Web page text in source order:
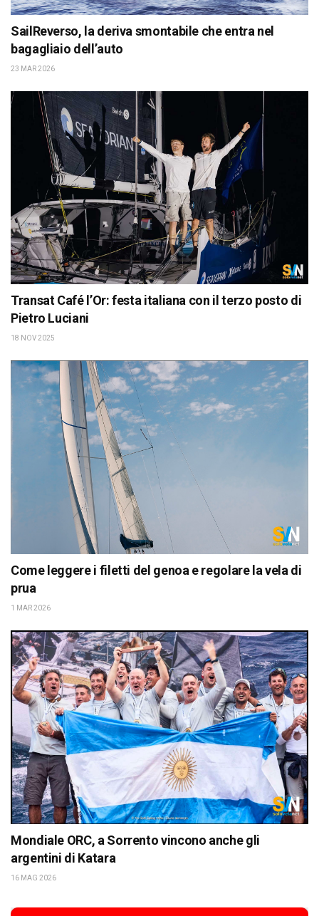
SailReverso, la deriva smontabile che entra nel
bagagliaio dell’auto
23 MAR 2026
Transat Café l’Or: festa italiana con il terzo posto di
Pietro Luciani
18 NOV 2025
Come leggere i filetti del genoa e regolare la vela di
prua
1 MAR 2026
Mondiale ORC, a Sorrento vincono anche gli
argentini di Katara
16 MAG 2026